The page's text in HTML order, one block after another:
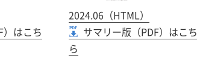
）はこち
2024.06（HTML）
サマリー版（PDF）はこち
ら